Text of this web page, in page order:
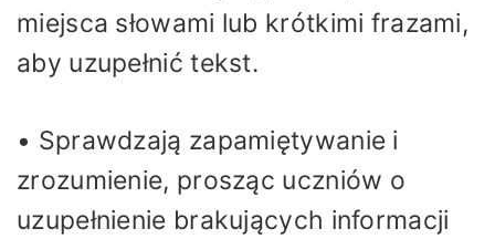
miejsca słowami lub krótkimi frazami,
aby uzupełnić tekst.
• Sprawdzają zapamiętywanie i
zrozumienie, prosząc uczniów o
uzupełnienie brakujących informacji